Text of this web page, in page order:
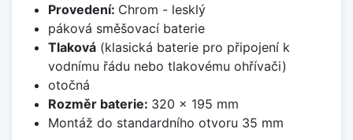
Provedení: Chrom - lesklý
páková směšovací baterie
Tlaková(klasická baterie pro připojení k
vodnímu řádu nebo tlakovému ohřívači)
otočná
Rozměr baterie: 320 x 195 mm
Montáž do standardního otvoru 35 mm